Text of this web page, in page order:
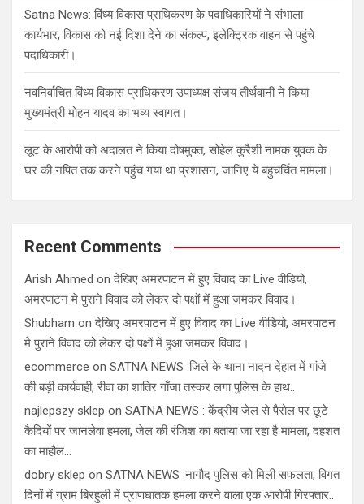
Satna News: विंध्य विकास प्राधिकरण के पदाधिकारियों ने संभाला
कार्यभार, विकास को नई दिशा देने का संकल्प, इलेक्ट्रिक वाहन से पहुंचे
पदाधिकारी।
नवनिर्वाचित विंध्य विकास प्राधिकरण उपाध्यक्ष संजय तीर्थवानी ने किया
मुख्यमंत्री मोहन यादव का भव्य स्वागत।
लूट के आरोपी को अदालत ने किया दोषमुक्त, सोहेल कुरैशी नामक युवक के
घर की नपित तक करने पहुंच गया था प्रशासन, जानिए ये बहुचर्चित मामला।
Recent Comments
Arish Ahmed onदेखिए अमरपाटन में हुए विवाद का Live वीडियो,
अमरपाटन मे पुराने विवाद को लेकर दो पक्षों में हुआ जमकर विवाद।
Shubham onदेखिए अमरपाटन में हुए विवाद का Live वीडियो, अमरपाटन
मे पुराने विवाद को लेकर दो पक्षों में हुआ जमकर विवाद।
ecommerce on SATNA NEWS :जिले के थाना नादन देहात में गांजे
की बड़ी कार्यवाही, रीवा का शातिर गाँजा तस्कर लगा पुलिस के हाथ..
najlepszy sklep on SATNA NEWS : केंद्रीय जेल से पैरोल पर छूटे
कैदियों पर जानलेवा हमला, जेल की रंजिश का बताया जा रहा है मामला, दहशत
का माहौल…
dobry sklep on SATNA NEWS :नागौद पुलिस को मिली सफलता, विगत
दिनों में ग्राम बिरहुली में प्राणघातक हमला करने वाला एक आरोपी गिरफ्तार..